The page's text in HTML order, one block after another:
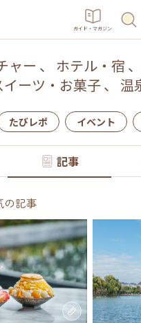
ガイド・マガジン
ャー 、 ホテル・宿 、
イーツ・お菓子、 温
たびレポ イベント
記事
の記事